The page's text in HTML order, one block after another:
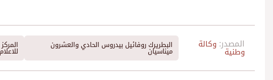
المصدر: وكالة
وطنية
البطريرك روفائيل بيدروس الحادي والعشرون
ميناسيان للاعلام